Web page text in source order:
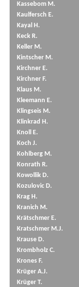
Kassebom M.
Kaulfersch E.
Kayal H.
Keck R.
Keller M.
Kintscher M.
Kirchner E.
Kirchner F.
Klaus M.
Kleemann E.
Klingseis M.
Klinkrad H.
Knoll E.
Koch J.
Kohlberg M.
Konrath R.
Kowollik D.
Kozulovic D.
Krag H.
Kranich M.
Krätschmer E.
Kratschmer M.J.
Krause D.
Krombholz C.
Krones F.
Krüger A.J.
Krüger T.